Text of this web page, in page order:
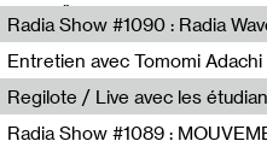
Radio Študent
Wave Farm
Entretien avec Tomomi Adachi
Tomomi Adachi,Loraine Baud